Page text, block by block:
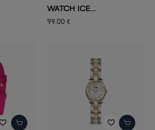
WATCH ICE...
99,00 €
favorite_border